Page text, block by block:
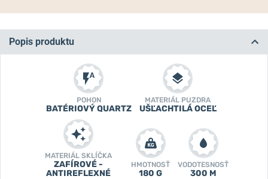
Popis produktu
POHON
BATÉRIOVÝ QUARTZ
MATERIÁL PUZDRA
UŠĽACHTILÁ OCEĽ
MATERIÁL SKLÍČKA
ZAFÍROVÉ -
ANTIREFLEXNÉ
HMOTNOSŤ
180 G
VODOTESNOSŤ
300 M